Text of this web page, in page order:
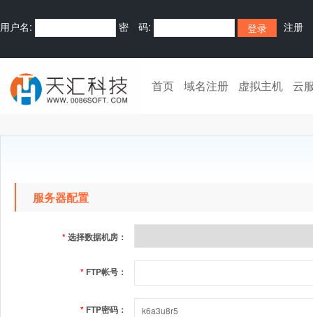
用户名: 密 码: 注册
首页 域名注册 虚拟主机 云
服务器配置
*选择数据机房：
* FTP帐号：
* FTP密码：